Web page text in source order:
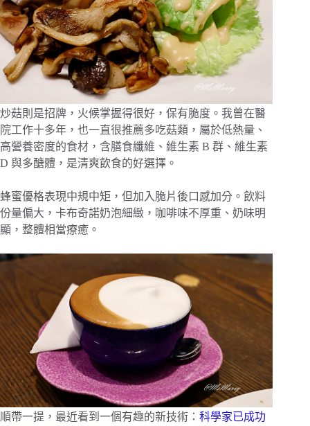
炒菇則是招牌，火候掌握得很好，保有脆度。我曾在醫
院工作十多年，也一直很推薦多吃菇類，屬於低熱量、
高營養密度的食材，含膳食纖維、維生素 B 群、維生素
D 與多醣體，是清爽飲食的好選擇。
蜂蜜優格表現中規中矩，但加入脆片後口感加分。飲料
份量偏大，卡布奇諾奶泡細緻，咖啡味不厚重、奶味明
顯，整體相當療癒。
順帶一提，最近看到一個有趣的新技術： 科學家已成功